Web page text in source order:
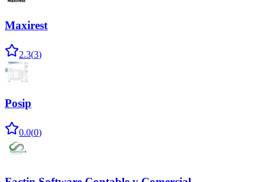
Maxirest
2.3(3)
Posip
0.0(0)